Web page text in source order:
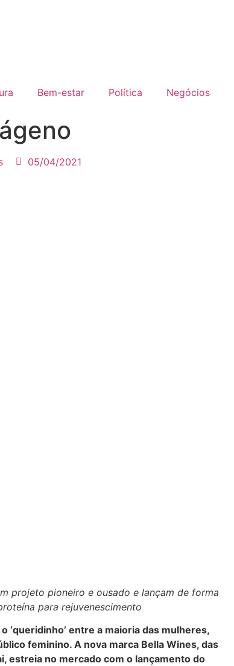
Bem-estar Política Negócios
05/04/2021
projeto pioneiro e ousado e lançam de forma
para rejuvenescimento
‘queridinho’ entre a maioria das mulheres,
feminino. A nova marca Bella Wines, das
estreia no mercado com o lançamento do